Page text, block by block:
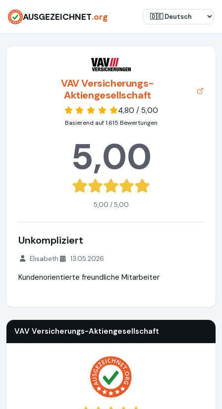
AUSGEZEICHNET.org
VAV Versicherungs-
Aktiengesellschaft
4,80 / 5,00
Basierend auf 1.615 Bewertungen
5,00
5,00 / 5,00
Unkompliziert
Elisabeth 13.05.2026
Kundenorientierte freundliche Mitarbeiter
VAV Versicherungs-Aktiengesellschaft